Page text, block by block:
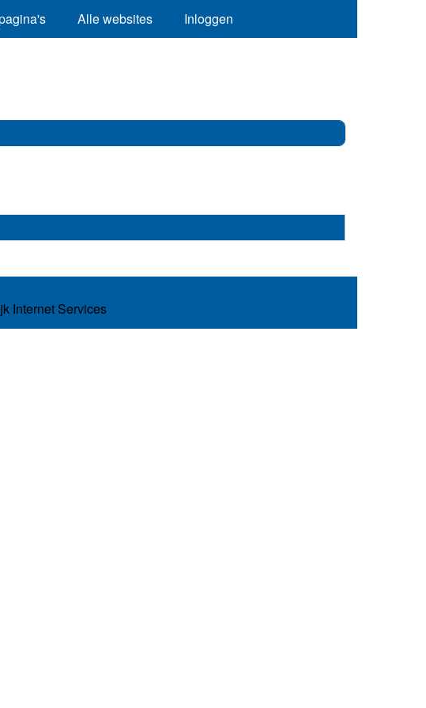
Alle websites Inloggen
Internet Services